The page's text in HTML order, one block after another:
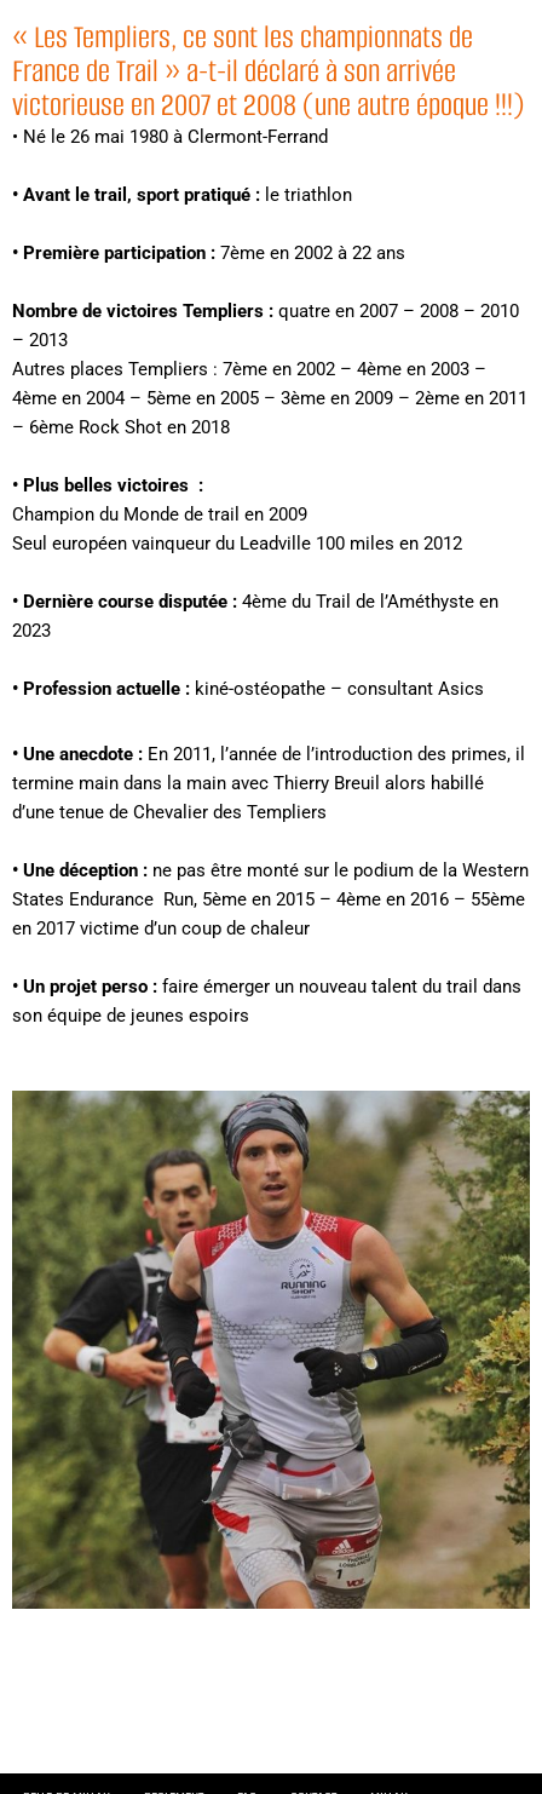
« Les Templiers, ce sont les championnats de
France de Trail » a-t-il déclaré à son arrivée
victorieuse en 2007 et 2008 (une autre époque !!!)
• Né le 26 mai 1980 à Clermont-Ferrand
• Avant le trail, sport pratiqué : le triathlon
• Première participation : 7ème en 2002 à 22 ans
Nombre de victoires Templiers : quatre en 2007 – 2008 – 2010
– 2013
Autres places Templiers : 7ème en 2002 – 4ème en 2003 –
4ème en 2004 – 5ème en 2005 – 3ème en 2009 – 2ème en 2011
– 6ème Rock Shot en 2018
• Plus belles victoires :
Champion du Monde de trail en 2009
Seul européen vainqueur du Leadville 100 miles en 2012
• Dernière course disputée : 4ème du Trail de l’Améthyste en
2023
• Profession actuelle : kiné-ostéopathe – consultant Asics
• Une anecdote : En 2011, l’année de l’introduction des primes, il
termine main dans la main avec Thierry Breuil alors habillé
d’une tenue de Chevalier des Templiers
• Une déception : ne pas être monté sur le podium de la Western
States Endurance Run, 5ème en 2015 – 4ème en 2016 – 55ème
en 2017 victime d’un coup de chaleur
• Un projet perso : faire émerger un nouveau talent du trail dans
son équipe de jeunes espoirs